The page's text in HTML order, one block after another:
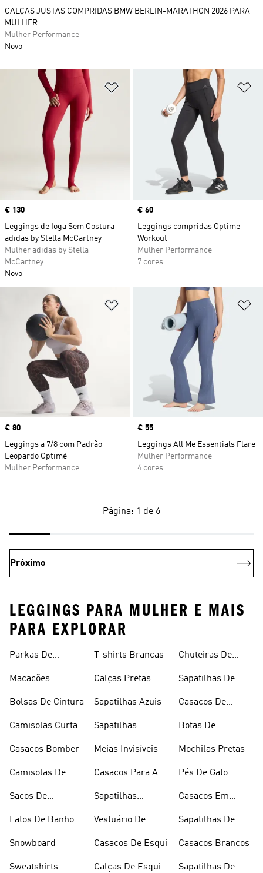
Adicionar à Lista de Desejos
Price
€ 130
Leggings de Ioga Sem Costura
adidas by Stella McCartney
Mulher adidas by Stella
McCartney
Novo
Price
€ 60
Leggings compridas Optime
Workout
Mulher Performance
7 cores
Adicionar à Lista de Desejos
Price
€ 80
Leggings a 7/8 com Padrão
Leopardo Optimé
Mulher Performance
Price
€ 55
Leggings All Me Essentials Flare
Mulher Performance
4 cores
CALÇAS JUSTAS COMPRIDAS BMW BERLIN-MARATHON 2026 PARA
MULHER
Mulher Performance
Novo
Página: 1 de 6
Próximo
LEGGINGS PARA MULHER E MAIS
PARA EXPLORAR
Parkas De
Macacões
Bolsas De Cintura
Camisolas Curtas
Casacos Bomber
Camisolas De
Sacos De
Fatos De Banho
Snowboard
Sweatshirts
T-shirts Brancas
Calças Pretas
Sapatilhas Azuis
Sapatilhas
Meias Invisíveis
Casacos Para A
Sapatilhas
Vestuário De
Casacos De Esqui
Calças De Esqui
Chuteiras De
Sapatilhas De
Casacos De
Botas De
Mochilas Pretas
Pés De Gato
Casacos Em
Sapatilhas De
Casacos Brancos
Sapatilhas De